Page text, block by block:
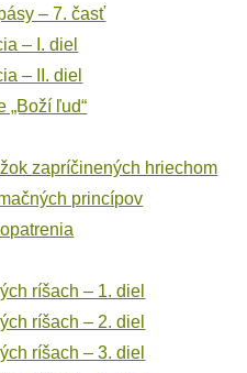
– 7. časť
– I. diel
– II. diel
„Boží ľud“
zaprí­či­ne­ných hriechom
princípov
ríšach – 1. diel
ríšach – 2. diel
ríšach – 3. diel